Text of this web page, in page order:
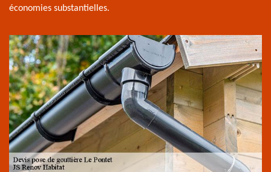
économies substantielles.